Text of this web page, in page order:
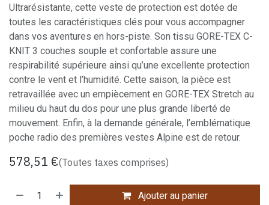
Ultrarésistante, cette veste de protection est dotée de
toutes les caractéristiques clés pour vous accompagner
dans vos aventures en hors-piste. Son tissu GORE-TEX C-
KNIT 3 couches souple et confortable assure une
respirabilité supérieure ainsi qu’une excellente protection
contre le vent et l’humidité. Cette saison, la pièce est
retravaillée avec un empiècement en GORE-TEX Stretch au
milieu du haut du dos pour une plus grande liberté de
mouvement. Enfin, à la demande générale, l’emblématique
poche radio des premières vestes Alpine est de retour.
578,51 €(Toutes taxes comprises)
Ajouter au panier